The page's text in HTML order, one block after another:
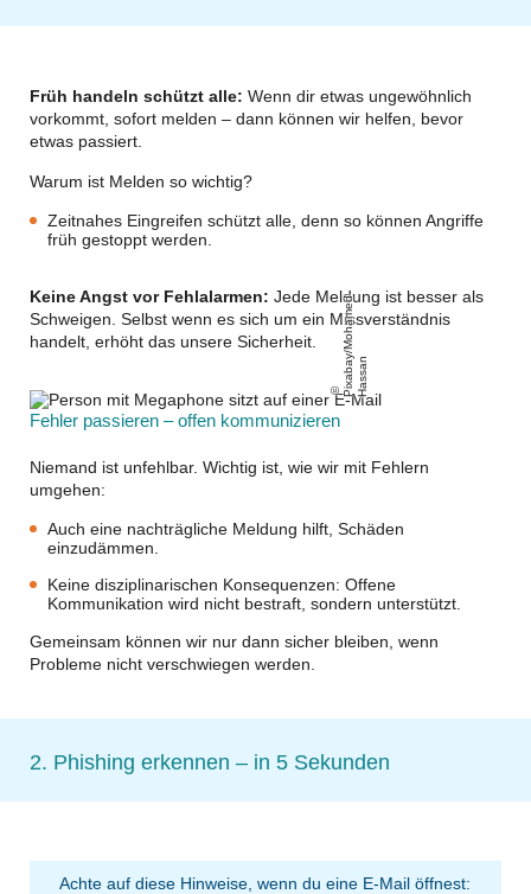
Früh handeln schützt alle: Wenn dir etwas ungewöhnlich
vorkommt, sofort melden – dann können wir helfen, bevor
etwas passiert.
Warum ist Melden so wichtig?
Zeitnahes Eingreifen schützt alle, denn so können Angriffe
früh gestoppt werden.
Keine Angst vor Fehlalarmen: Jede Meldung ist besser als
Schweigen. Selbst wenn es sich um ein Missverständnis
handelt, erhöht das unsere Sicherheit.
Pi
x
a
b
ay
/
M
o
h
a
m
e
d
H
a
s
s
an
Fehler passieren – offen kommunizieren
Niemand ist unfehlbar. Wichtig ist, wie wir mit Fehlern
umgehen:
Auch eine nachträgliche Meldung hilft, Schäden
einzudämmen.
Keine disziplinarischen Konsequenzen: Offene
Kommunikation wird nicht bestraft, sondern unterstützt.
Gemeinsam können wir nur dann sicher bleiben, wenn
Probleme nicht verschwiegen werden
2. Phishing erkennen – in 5 Sekunden
Achte auf diese Hinweise, wenn du eine E-Mail öffnest: